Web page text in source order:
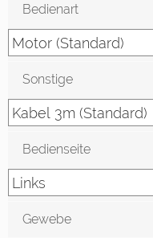
Bedienart
Sonstige
Bedienseite
Gewebe